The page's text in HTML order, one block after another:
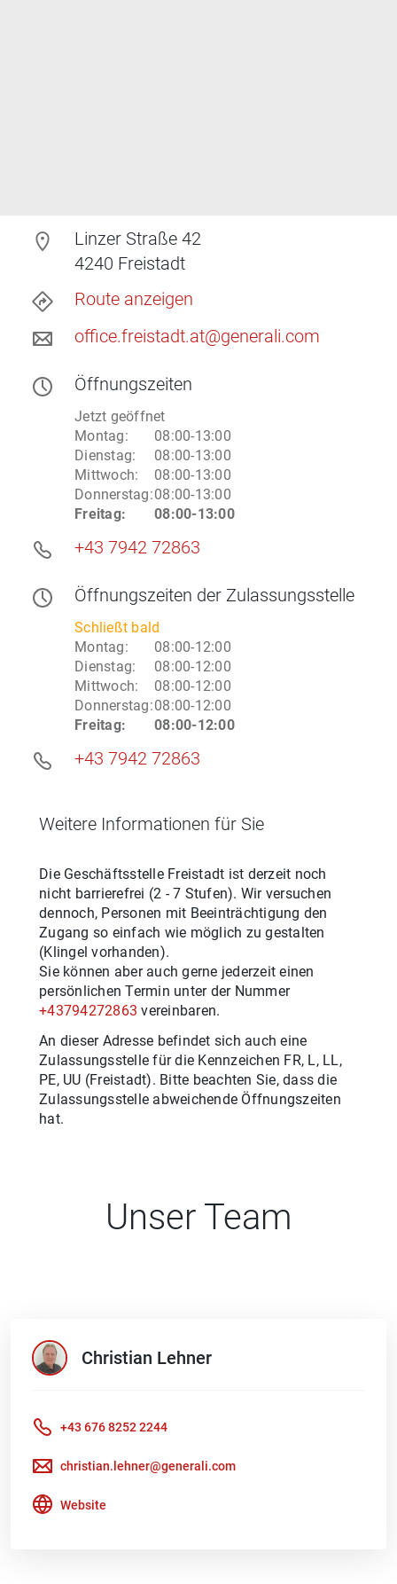
Linzer Straße 42
4240 Freistadt
Route anzeigen
office.freistadt.at@generali.com
Öffnungszeiten
Jetzt geöffnet
Montag:
08:00-13:00
Dienstag:
08:00-13:00
Mittwoch:
08:00-13:00
Donnerstag:08:00-13:00
Freitag: 08:00-13:00
+43 7942 72863
Öffnungszeiten der Zulassungsstelle
Schließt bald
Montag:
08:00-12:00
Dienstag:
08:00-12:00
Mittwoch:
08:00-12:00
Donnerstag:08:00-12:00
Freitag: 08:00-12:00
+43 7942 72863
Weitere Informationen für Sie
Die Geschäftsstelle Freistadt ist derzeit noch
nicht barrierefrei (2 - 7 Stufen). Wir versuchen
dennoch, Personen mit Beeinträchtigung den
Zugang so einfach wie möglich zu gestalten
(Klingel vorhanden).
Sie können aber auch gerne jederzeit einen
persönlichen Termin unter der Nummer
+43794272863 vereinbaren.
An dieser Adresse befindet sich auch eine
Zulassungsstelle für die Kennzeichen FR, L, LL,
PE, UU (Freistadt). Bitte beachten Sie, dass die
Zulassungsstelle abweichende Öffnungszeiten
hat.
Unser Team
Christian Lehner
+43 676 8252 2244
christian.lehner@generali.com
Website